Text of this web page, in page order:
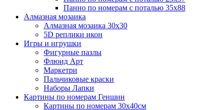
Панно по номерам с поталью 35х88
Алмазная мозаика
Алмазная мозаика 30х30
5D реплики икон
Игры и игрушки
Фигурные пазлы
Флюид Арт
Маркетри
Пальчиковые краски
Наборы Лапки
Картины по номерам Геншин
Картины по номерам 30х40см